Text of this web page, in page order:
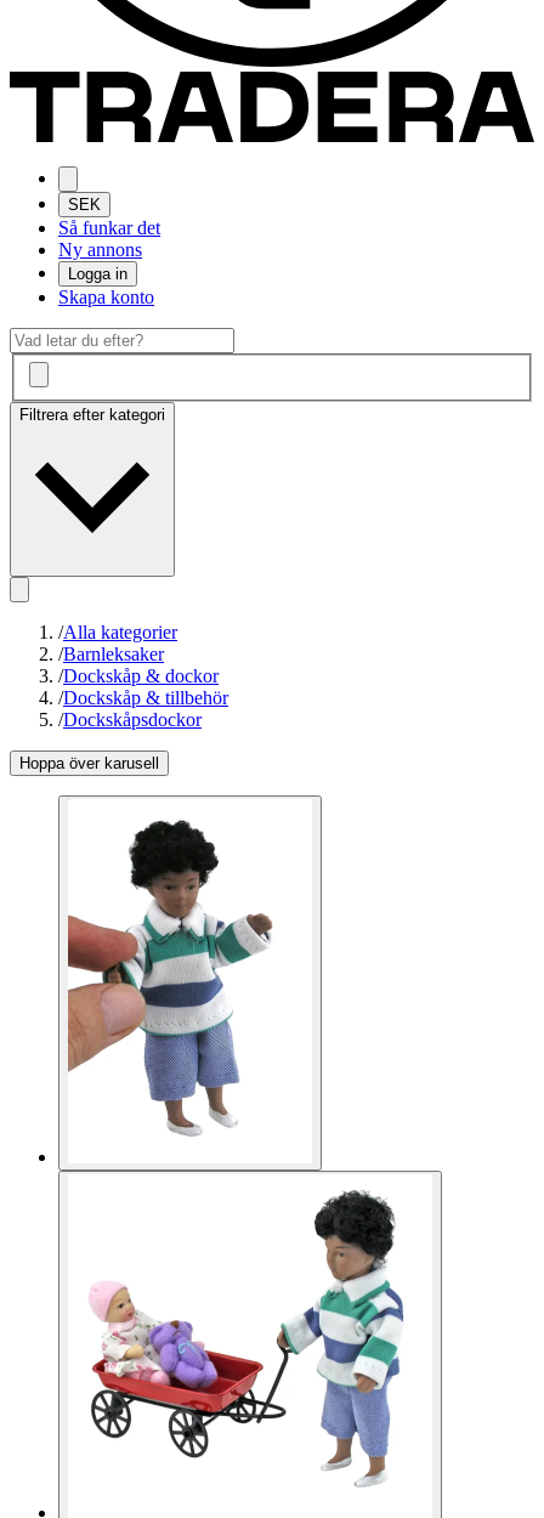
SEK
Så funkar det
Ny annons
Logga in
Skapa konto
Filtrera efter kategori
/Alla kategorier
/Barnleksaker
/Dockskåp & dockor
/Dockskåp & tillbehör
/Dockskåpsdockor
Hoppa över karusell